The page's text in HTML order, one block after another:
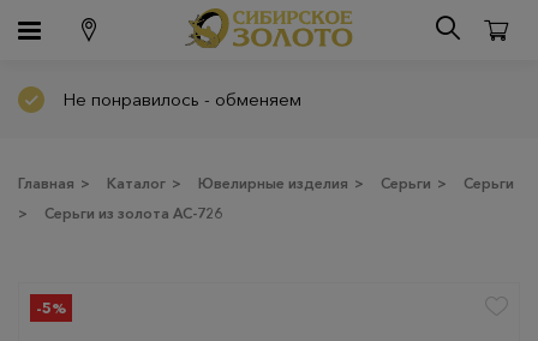
Не понравилось - обменяем
Главная > Каталог > Ювелирные изделия > Серьги >
Серьги
>
Серьги из золота АС-726
-5%